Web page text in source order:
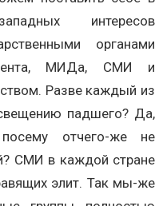
интересов
органами
МИДа, СМИ и
Разве каждый из
падшего? Да,
отчего-же не
СМИ в каждой стране
элит. Так мы-же